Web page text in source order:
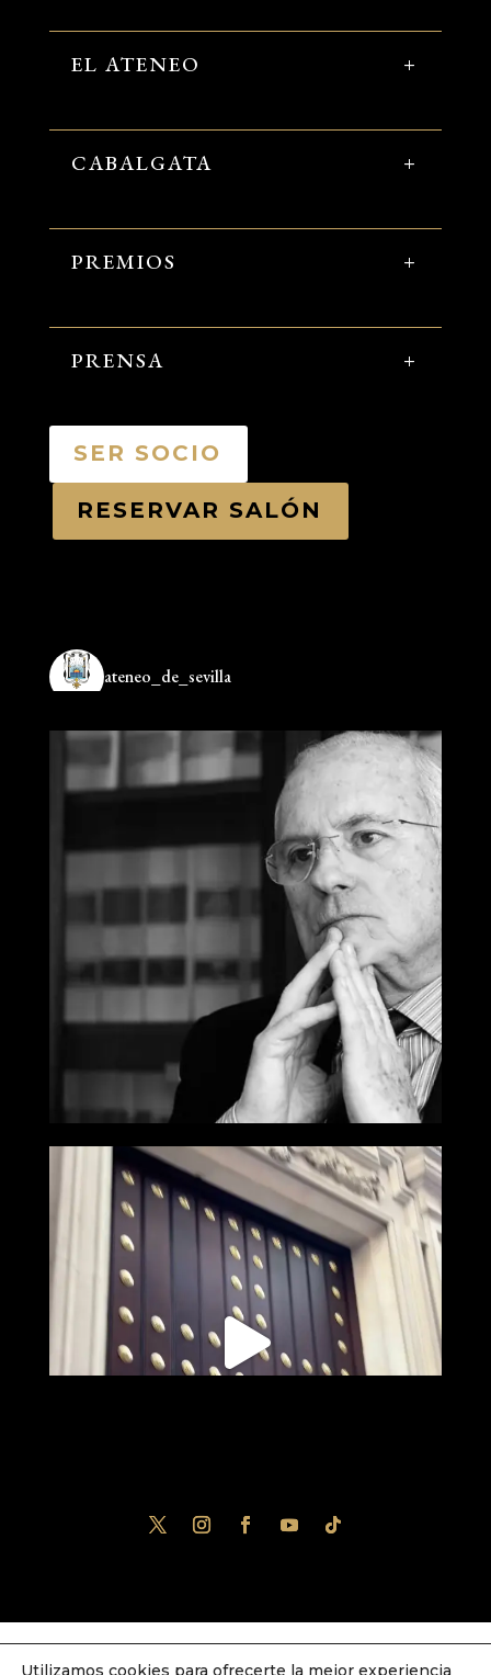
EL ATENEO
CABALGATA
PREMIOS
PRENSA
SER SOCIO
RESERVAR SALÓN
ateneo_de_sevilla
Utilizamos cookies para ofrecerte la mejor experiencia